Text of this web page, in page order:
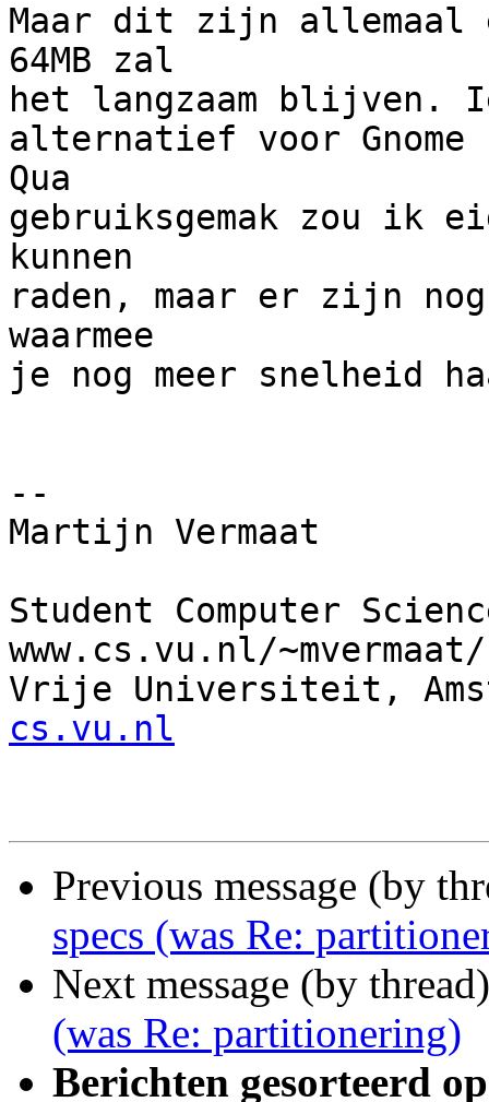
Maar dit zijn allemaal
64MB zal
het langzaam blijven.
alternatief voor
Qua
gebruiksgemak zou ik
kunnen
raden, maar er zijn nog
waarmee
je nog meer snelheid
--
Martijn Vermaat
Student Computer
www.cs.vu.nl/~mvermaat/
Vrije Universiteit,
cs.vu.nl
Previous message (by
specs (was Re:
Next message (by
(was Re: partitionering)
Berichten gesorteerd